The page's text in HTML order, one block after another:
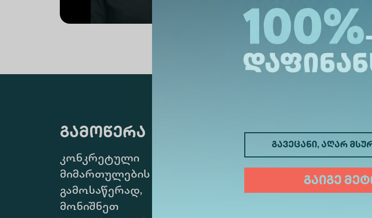
გავეცანი, აღარ
გაიგე
გამოწერა
კონკრეტული
მიმართულების
გამოსაწერად,
მონიშნეთ
მედიცინა
საინფორმაციო